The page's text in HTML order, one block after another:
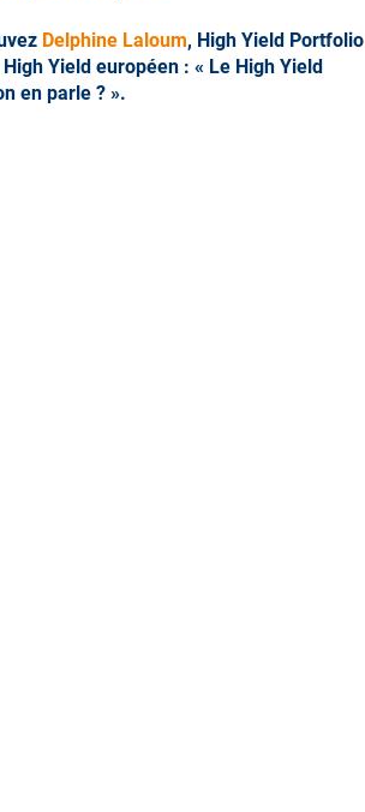
Delphine Laloum, High Yield Portfolio
Yield européen : « Le High Yield
en parle ? ».